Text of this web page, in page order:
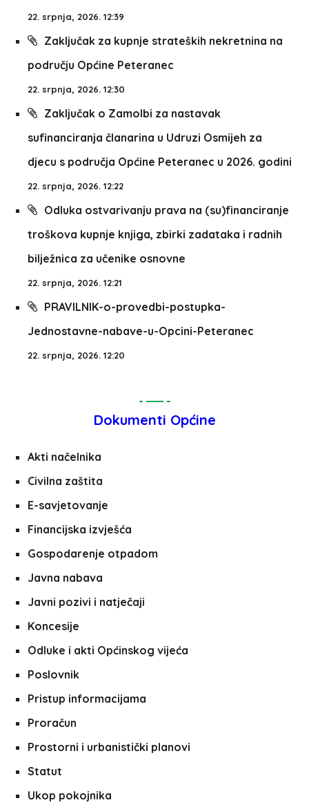
22. srpnja, 2026. 12:39
Zaključak za kupnje strateških nekretnina na
području Općine Peteranec
22. srpnja, 2026. 12:30
Zaključak o Zamolbi za nastavak
sufinanciranja članarina u Udruzi Osmijeh za
djecu s područja Općine Peteranec u 2026. godini
22. srpnja, 2026. 12:22
Odluka ostvarivanju prava na (su)financiranje
troškova kupnje knjiga, zbirki zadataka i radnih
bilježnica za učenike osnovne
22. srpnja, 2026. 12:21
PRAVILNIK-o-provedbi-postupka-
Jednostavne-nabave-u-Opcini-Peteranec
22. srpnja, 2026. 12:20
Dokumenti Općine
Akti načelnika
Civilna zaštita
E-savjetovanje
Financijska izvješća
Gospodarenje otpadom
Javna nabava
Javni pozivi i natječaji
Koncesije
Odluke i akti Općinskog vijeća
Poslovnik
Pristup informacijama
Proračun
Prostorni i urbanistički planovi
Statut
Ukop pokojnika